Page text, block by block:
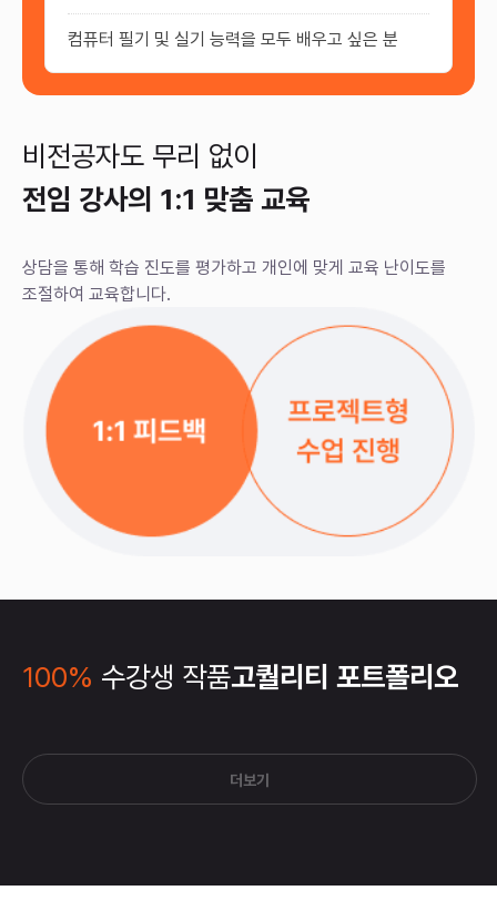
컴퓨터 필기 및 실기 능력을 모두 배우고 싶은 분
비전공자도 무리 없이
전임 강사의 1:1 맞춤 교육
상담을 통해 학습 진도를 평가하고 개인에 맞게 교육 난이도를
조절하여 교육합니다.
100% 수강생 작품고퀄리티 포트폴리오
더보기